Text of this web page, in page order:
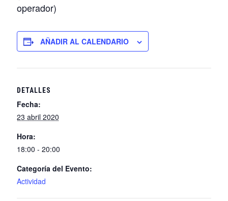
operador)
AÑADIR AL CALENDARIO
DETALLES
Fecha:
23 abril 2020
Hora:
18:00 - 20:00
Categoría del Evento:
Actividad